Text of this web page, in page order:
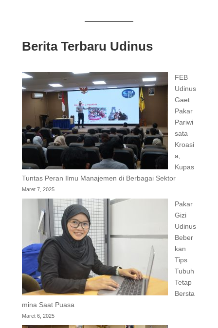
Berita Terbaru Udinus
FEB
Udinus
Gaet
Pakar
Pariwi
sata
Kroasi
a,
Kupas
Tuntas Peran Ilmu Manajemen di Berbagai Sektor
Maret 7, 2025
Pakar
Gizi
Udinus
Beber
kan
Tips
Tubuh
Tetap
Bersta
mina Saat Puasa
Maret 6, 2025